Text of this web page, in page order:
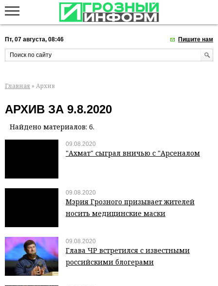
Пт, 07 августа, 08:46 Пишите нам
Главная » Архив
АРХИВ ЗА 9.8.2020
Найдено материалов: 6.
09.08.2020
"Ахмат" сыграл вничью с "Арсеналом
09.08.2020
Мэрия Грозного призывает жителей
носить медицинские маски
09.08.2020
Глава ЧР встретился с известными
российскими блогерами